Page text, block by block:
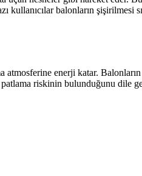
balonların şişirilmesi
enerji katar. Balonların
riskinin bulunduğunu dile